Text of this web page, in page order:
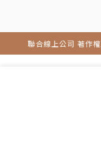
聯合線上公司 著作